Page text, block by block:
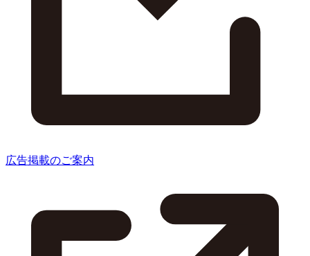
広告掲載のご案内